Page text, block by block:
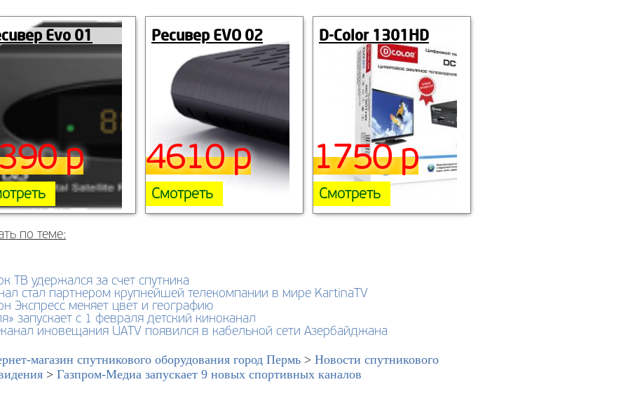
Evo 01
р
Ресивер EVO 02
Смотреть
4610 р
D-Сolor 1301HD
Смотреть
1750 р
по теме:
ТВ удержался за счет спутника
стал партнером крупнейшей телекомпании в мире KartinaTV
Экспресс меняет цвет и географию
запускает с 1 февраля детский киноканал
иновещания UATV появился в кабельной сети Азербайджана
магазин спутникового оборудования город Пермь > Новости спутникового
> Газпром-Медиа запускает 9 новых спортивных каналов